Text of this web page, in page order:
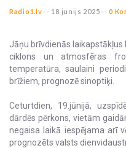
Radio1.lv -- 18 junijs 2025 -- 0
Jāņu brīvdienās
ciklons un atmosfēras
temperatūra, saulaini
brīžiem, prognozē sinoptiķi.
Ceturtdien, 19.jūnijā,
dārdēs pērkons, vietām
negaisa laikā iespējama arī
prognozēts valsts